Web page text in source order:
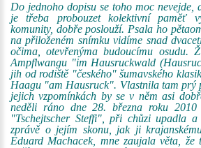
Do jednoho dopisu se toho moc nevejde,
je třeba probouzet kolektivní paměť
komunity, dobře poslouží. Psala ho
na přiloženém snímku vidíme snad
očima, otevřenýma budoucímu osudu.
Ampflwangu "im Hausruckwald
jih od rodiště "českého" šumavského
Haagu "am Hausruck". Vlastnila tam prý
jejich vzpomínkách by se v něm asi
neděli ráno dne 28. března roku 2010
"Tschejtscher Steffi", při chůzi upadla a
zprávě o jejím skonu, jak ji
Eduard Machacek, mne zaujala věta, že